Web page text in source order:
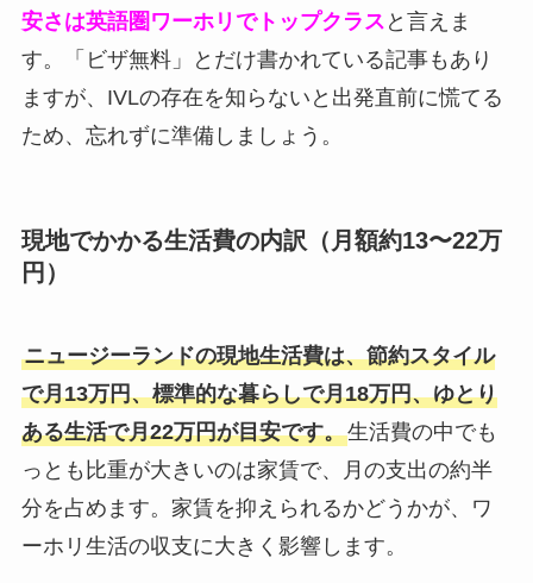
安さは英語圏ワーホリでトップクラス と言えま
す。「ビザ無料」とだけ書かれている記事もあり
ますが、IVLの存在を知らないと出発直前に慌てる
ため、忘れずに準備しましょう。
現地でかかる生活費の内訳（月額約13〜22万
円）
ニュージーランドの現地生活費は、節約スタイル
で月13万円、標準的な暮らしで月18万円、ゆとり
ある生活で月22万円が目安です。生活費の中でも
っとも比重が大きいのは家賃で、月の支出の約半
分を占めます。家賃を抑えられるかどうかが、ワ
ーホリ生活の収支に大きく影響します。